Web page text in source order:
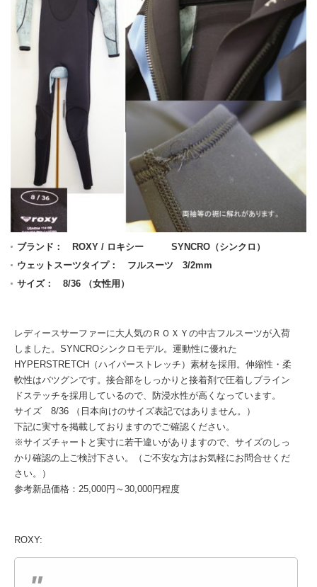
ブランド： ROXY / ロキシー SYNCRO（シンクロ）
ウェットスーツタイプ： フルスーツ 3/2mm
サイズ： 8/36 （女性用）
レディースサーファーに大人気のＲＯＸＹの中古フルスーツが入荷
しました。SYNCROシンクロモデル。運動性に優れた
HYPERSTRETCH（ハイパーストレッチ）素材を採用。伸縮性・柔
軟性はバツグンです。接合部をしっかりと接着剤で圧着しブライン
ドステッチを採用しているので、防浸水性が高くなっています。
サイズ 8/36 （日本向けのサイズ表記ではありません。）
下記に実寸を掲載しておりますのでご確認ください。
※サイズチャートと実寸に若干違いがありますので、サイズのしっ
かり確認の上ご検討下さい。（ご不安な方はお気軽にお問合せくだ
さい。）
参考新品価格：25,000円～30,000円程度
ROXY: